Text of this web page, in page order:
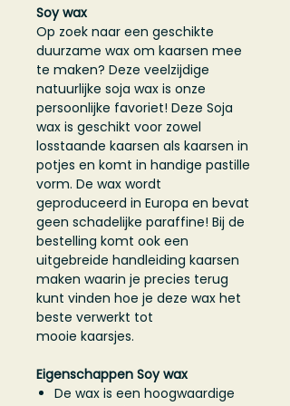
Soy wax
Op zoek naar een geschikte
duurzame wax om kaarsen mee
te maken? Deze veelzijdige
natuurlijke soja wax is onze
persoonlijke favoriet! Deze Soja
wax is geschikt voor zowel
losstaande kaarsen als kaarsen in
potjes en komt in handige pastille
vorm. De wax wordt
geproduceerd in Europa en bevat
geen schadelijke paraffine! Bij de
bestelling komt ook een
uitgebreide handleiding kaarsen
maken waarin je precies terug
kunt vinden hoe je deze wax het
beste verwerkt tot
mooie kaarsjes.
Eigenschappen Soy wax
De wax is een hoogwaardige